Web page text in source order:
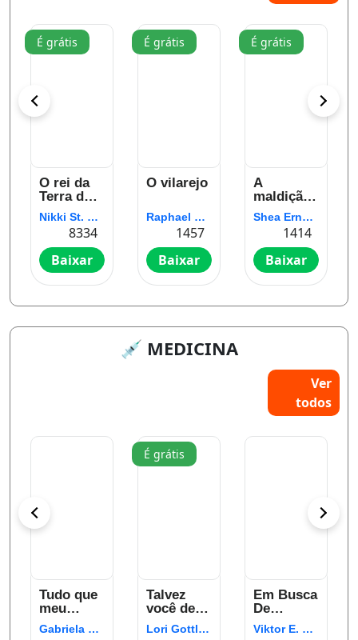
É grátis
O rei da
Terra do
Nunca
Nikki St. Crowe
8334
Baixar
É grátis
O vilarejo
Raphael Montes
1457
Baixar
É grátis
A
maldição
do mar
Shea Ernshaw
1414
Baixar
💉 MEDICINA
Ver
todos
Tudo que
meu
coração
grita
Gabriela Freitas
É grátis
Talvez
você deva
conversar
com
Lori Gottlieb
Em Busca
De
Sentido:
Um
Viktor E. Frankl